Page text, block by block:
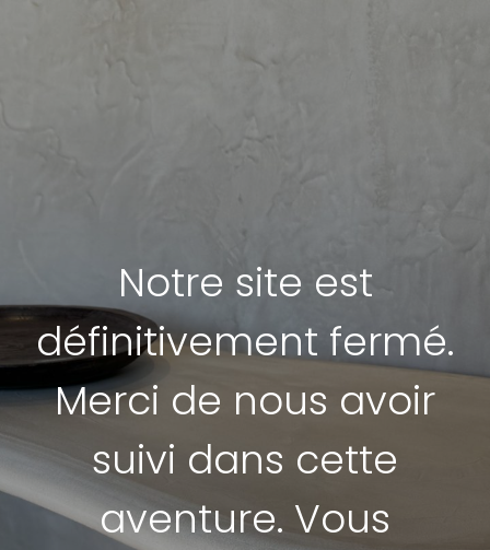
Notre site est
définitivement fermé.
Merci de nous avoir
suivi dans cette
aventure. Vous